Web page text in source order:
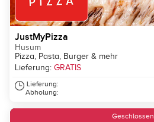
JustMyPizza
Husum
Pizza, Pasta, Burger & mehr
Lieferung: GRATIS
Lieferung:
Abholung:
Geschlossen